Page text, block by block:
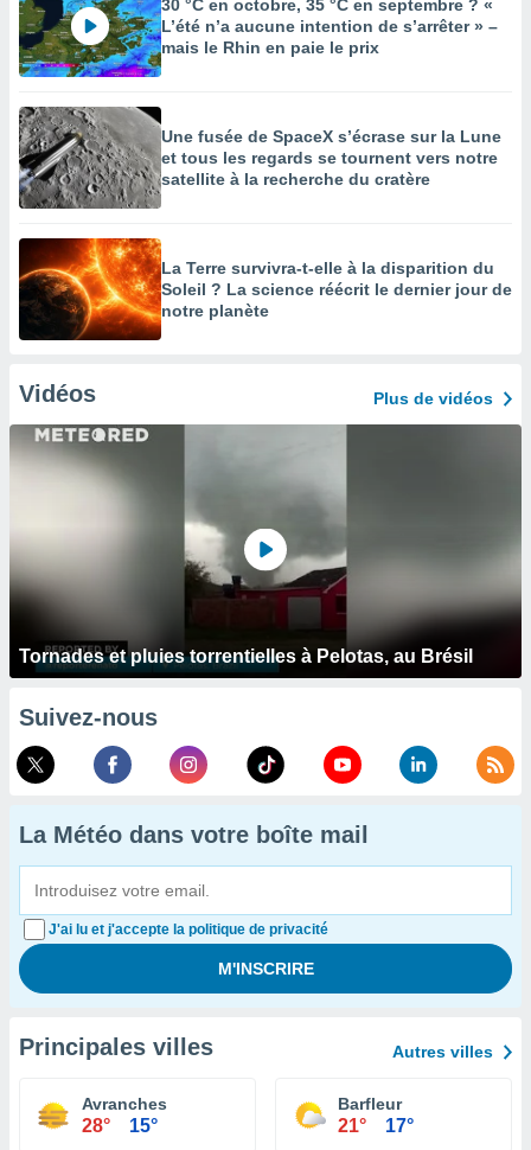
30 °C en octobre, 35 °C en septembre ? «
L’été n’a aucune intention de s’arrêter » –
mais le Rhin en paie le prix
Une fusée de SpaceX s’écrase sur la Lune
et tous les regards se tournent vers notre
satellite à la recherche du cratère
La Terre survivra-t-elle à la disparition du
Soleil ? La science réécrit le dernier jour de
notre planète
Vidéos Plus de vidéos
Tornades et pluies torrentielles à Pelotas, au Brésil
Suivez-nous
La Météo dans votre boîte mail
J'ai lu et j'accepte la politique de privacité
Principales villes Autres villes
Avranches
28° 15°
Barfleur
21° 17°